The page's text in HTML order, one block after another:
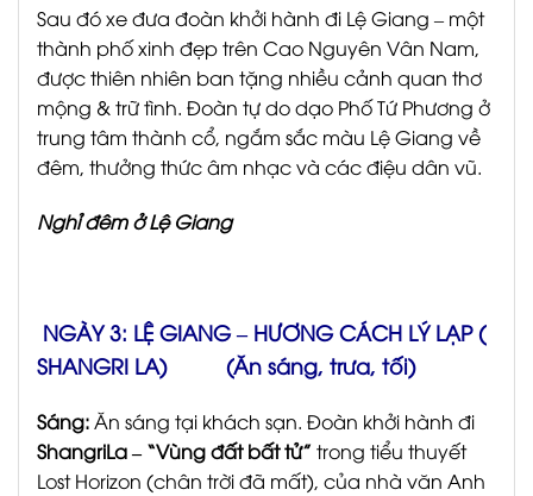
Sau đó xe đưa đoàn khởi hành đi Lệ Giang – một
thành phố xinh đẹp trên Cao Nguyên Vân Nam,
được thiên nhiên ban tặng nhiều cảnh quan thơ
mộng & trữ tình. Đoàn tự do dạo Phố Tứ Phương ở
trung tâm thành cổ, ngắm sắc màu Lệ Giang về
đêm, thưởng thức âm nhạc và các điệu dân vũ.
Nghỉ đêm ở Lệ Giang
NGÀY 3: LỆ GIANG – HƯƠNG CÁCH LÝ LẠP (
SHANGRI LA) (Ăn sáng, trưa, tối)
Sáng:Ăn sáng tại khách sạn. Đoàn khởi hành đi
ShangriLa – “Vùng đất bất tử”trong tiểu thuyết
Lost Horizon (chân trời đã mất), của nhà văn Anh